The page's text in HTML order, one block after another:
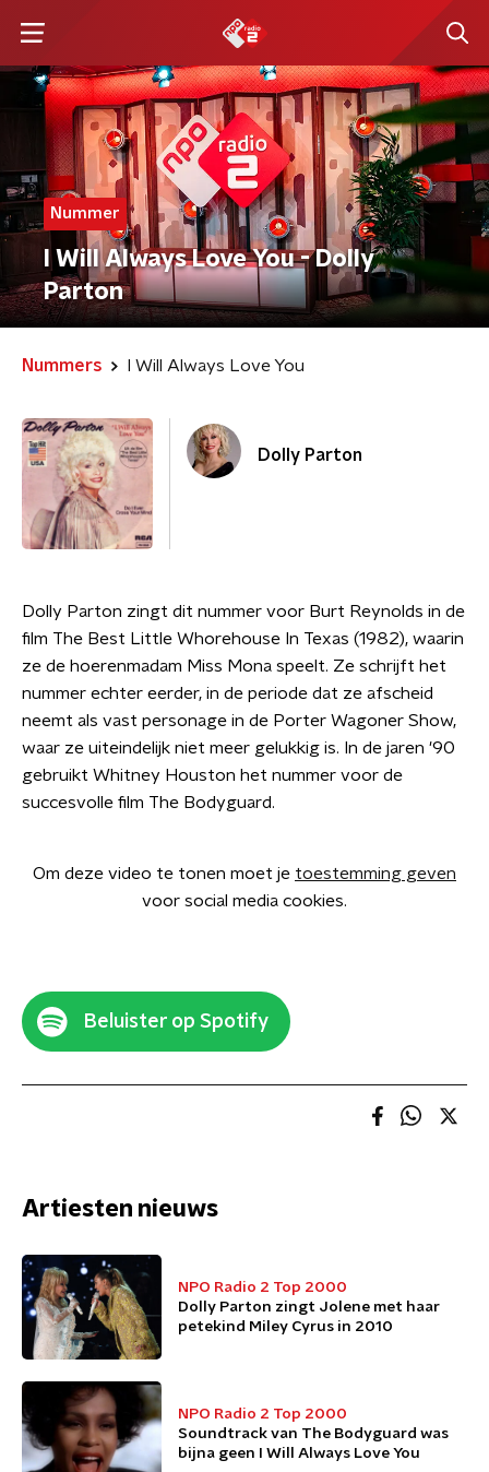
Nummer
I Will Always Love You - Dolly
Parton
Nummers I Will Always Love You
Dolly Parton
Dolly Parton zingt dit nummer voor Burt Reynolds in de
film The Best Little Whorehouse In Texas (1982), waarin
ze de hoerenmadam Miss Mona speelt. Ze schrijft het
nummer echter eerder, in de periode dat ze afscheid
neemt als vast personage in de Porter Wagoner Show,
waar ze uiteindelijk niet meer gelukkig is. In de jaren '90
gebruikt Whitney Houston het nummer voor de
succesvolle film The Bodyguard.
Om deze video te tonen moet je toestemming geven
voor social media cookies.
Beluister op Spotify
Artiesten nieuws
NPO Radio 2 Top 2000
Dolly Parton zingt Jolene met haar
petekind Miley Cyrus in 2010
NPO Radio 2 Top 2000
Soundtrack van The Bodyguard was
bijna geen I Will Always Love You